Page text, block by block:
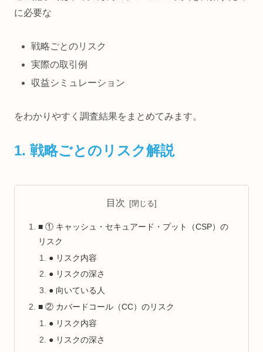
に必要な
戦略ごとのリスク
実際の取引例
収益シミュレーション
をわかりやすく調査結果をまとめてみます。
1. 戦略ごとのリスク解説
目次
■ ① キャッシュ・セキュアード・プット（CSP）の
リスク
● リスク内容
● リスクの深さ
● 向いている人
■ ② カバードコール（CC）のリスク
● リスク内容
● リスクの深さ